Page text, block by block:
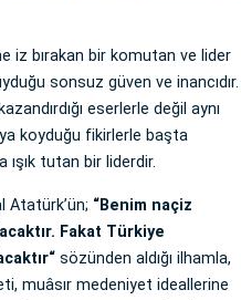
iz bırakan bir komutan ve lider
sonsuz güven ve inancıdır.
eserlerle değil aynı
koyduğu fikirlerle başta
tutan bir liderdir.
Atatürk’ün; “Benim naçiz
Fakat Türkiye
sözünden aldığı ilhamla,
muâsır medeniyet ideallerine